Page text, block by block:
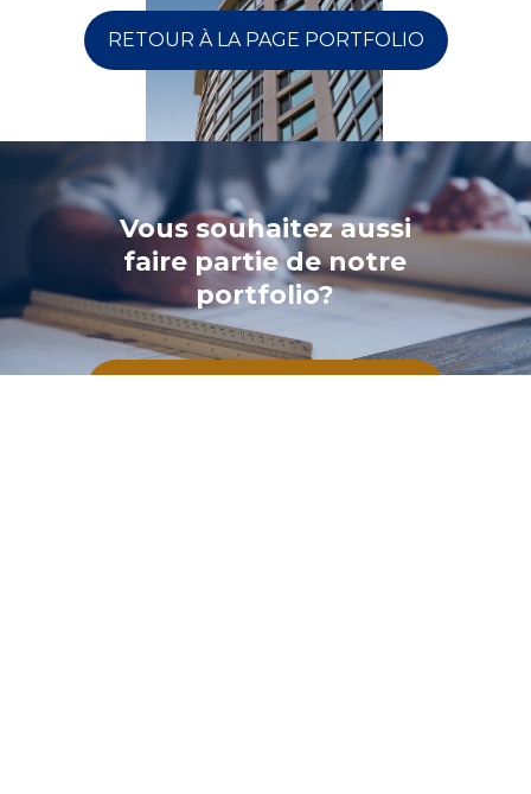
RETOUR À LA PAGE PORTFOLIO
Vous souhaitez aussi
faire partie de notre
portfolio?